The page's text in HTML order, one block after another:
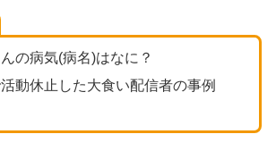
の病気(病名)はなに？
動休止した大食い配信者の事例